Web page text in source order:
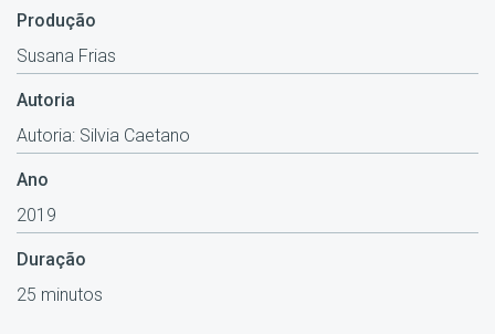
Produção
Susana Frias
Autoria
Autoria: Silvia Caetano
Ano
2019
Duração
25 minutos